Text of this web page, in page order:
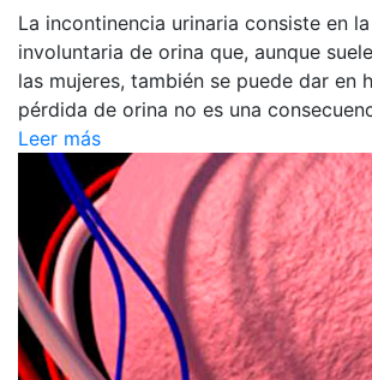
La incontinencia urinaria consiste en
involuntaria de orina que, aunque
las mujeres, también se puede dar en
pérdida de orina no es una
Leer más